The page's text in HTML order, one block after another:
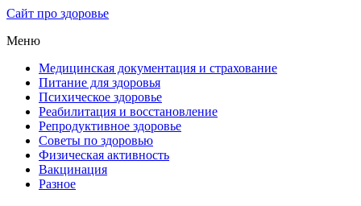
Сайт про здоровье
Меню
Медицинская документация и страхование
Питание для здоровья
Психическое здоровье
Реабилитация и восстановление
Репродуктивное здоровье
Советы по здоровью
Физическая активность
Вакцинация
Разное